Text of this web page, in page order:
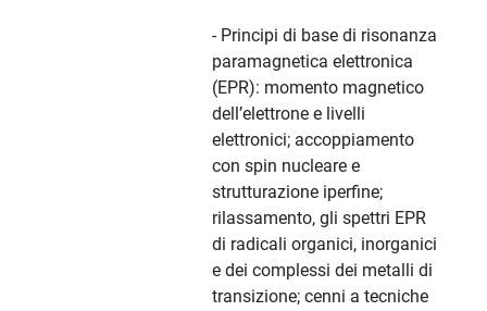
- Principi di base di risonanza
paramagnetica elettronica
(EPR): momento magnetico
dell’elettrone e livelli
elettronici; accoppiamento
con spin nucleare e
strutturazione iperfine;
rilassamento, gli spettri EPR
di radicali organici, inorganici
e dei complessi dei metalli di
transizione; cenni a tecniche